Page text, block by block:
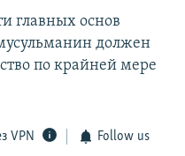
главных основ
должен
по крайней мере
VPN Follow us